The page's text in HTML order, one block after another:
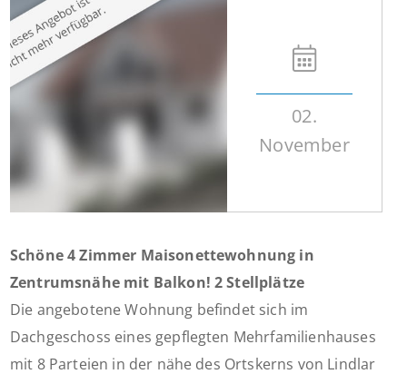
02.
November
Schöne 4 Zimmer Maisonettewohnung in
Zentrumsnähe mit Balkon! 2 Stellplätze
Die angebotene Wohnung befindet sich im
Dachgeschoss eines gepflegten Mehrfamilienhauses
mit 8 Parteien in der nähe des Ortskerns von Lindlar